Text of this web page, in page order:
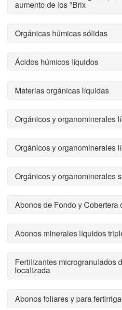
aumento de los ºBrix
Orgánicas húmicas sólidas
Ácidos húmicos líquidos
Materias orgánicas líquidas
Orgánicos y organominerales
Orgánicos y organominerales
Orgánicos y organominerales
Abonos de Fondo y Cobertera
Abonos minerales líquidos
Fertilizantes microgranulados
localizada
Abonos foliares y para